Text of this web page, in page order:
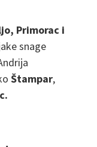
Primorac i
snage
Štampar,